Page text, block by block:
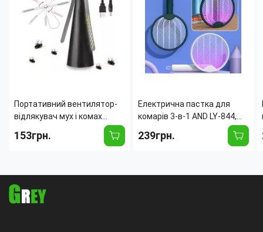
Портативний вентилятор-
відлякувач мух і комах
батарейках, 24×9 см,
153грн.
Електрична пастка для
комарів 3-в-1 AND LY-844,
3000 В, 800 мА·год, 62 м2,
USB заряджання, білий
239грн.